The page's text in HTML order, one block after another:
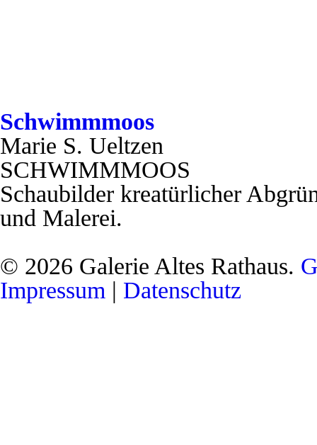
Schwimmmoos
Marie S. Ueltzen
SCHWIMMMOOS
Schaubilder kreatürlicher
und Malerei.
© 2026 Galerie Altes Rathaus.
Impressum | Datenschutz